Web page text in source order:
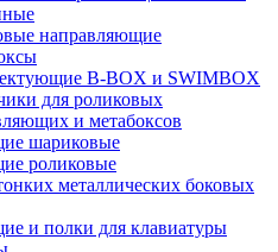
направляющие
B-BOX и SWIMBOX
для роликовых
и метабоксов
шариковые
роликовые
металлических боковых
и полки для клавиатуры